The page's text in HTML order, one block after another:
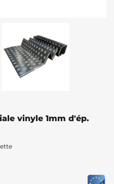
vinyle 1mm d'ép.